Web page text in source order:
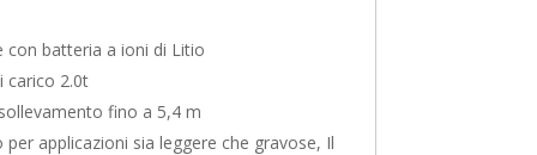
con batteria a ioni di Litio
carico 2.0t
fino a 5,4 m
applicazioni sia leggere che gravose, Il